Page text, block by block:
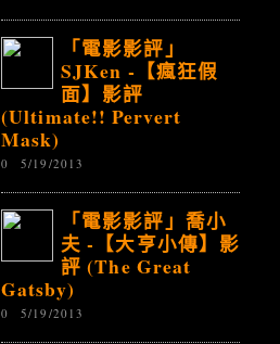
「電影影評」
SJKen -【瘋狂假
面】影評
(Ultimate!! Pervert
Mask)
0 5/19/2013
「電影影評」喬小
夫 -【大亨小傳】影
評 (The Great
Gatsby)
0 5/19/2013